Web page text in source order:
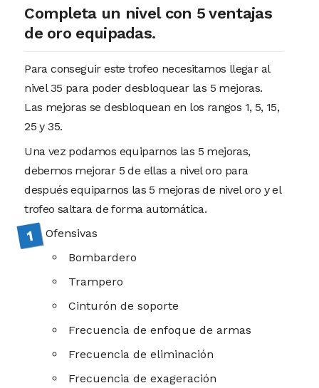
Completa un nivel con 5 ventajas
de oro equipadas.
Para conseguir este trofeo necesitamos llegar al
nivel 35 para poder desbloquear las 5 mejoras.
Las mejoras se desbloquean en los rangos 1, 5, 15,
25 y 35.
Una vez podamos equiparnos las 5 mejoras,
debemos mejorar 5 de ellas a nivel oro para
después equiparnos las 5 mejoras de nivel oro y el
trofeo saltara de forma automática.
Ofensivas
Bombardero
Trampero
Cinturón de soporte
Frecuencia de enfoque de armas
Frecuencia de eliminación
Frecuencia de exageración